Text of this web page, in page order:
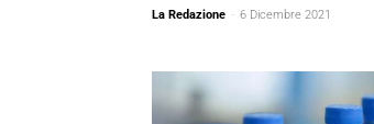
La Redazione - 6 Dicembre 2021